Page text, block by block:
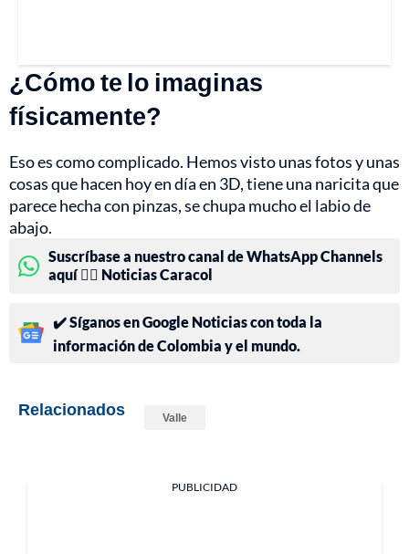
¿Cómo te lo imaginas
físicamente?
Eso es como complicado. Hemos visto unas fotos y unas
cosas que hacen hoy en día en 3D, tiene una naricita que
parece hecha con pinzas, se chupa mucho el labio de
abajo.
Suscríbase a nuestro canal de WhatsApp Channels
aquí 👉🏻 Noticias Caracol
✔️ Síganos en Google Noticias con toda la
información de Colombia y el mundo.
Relacionados Valle
PUBLICIDAD